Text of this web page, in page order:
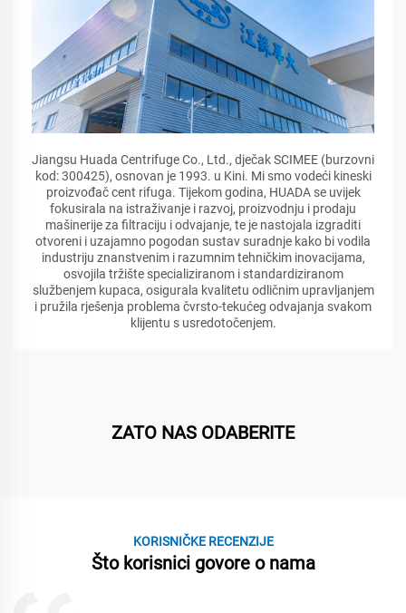
Jiangsu Huada Centrifuge Co., Ltd., dječak SCIMEE (burzovni
kod: 300425), osnovan je 1993. u Kini. Mi smo vodeći kineski
proizvođač cent rifuga. Tijekom godina, HUADA se uvijek
fokusirala na istraživanje i razvoj, proizvodnju i prodaju
mašinerije za filtraciju i odvajanje, te je nastojala izgraditi
otvoreni i uzajamno pogodan sustav suradnje kako bi vodila
industriju znanstvenim i razumnim tehničkim inovacijama,
osvojila tržište specializiranom i standardiziranom
službenjem kupaca, osigurala kvalitetu odličnim upravljanjem
i pružila rješenja problema čvrsto-tekućeg odvajanja svakom
klijentu s usredotočenjem.
ZATO NAS ODABERITE
KORISNIČKE RECENZIJE
Što korisnici govore o nama